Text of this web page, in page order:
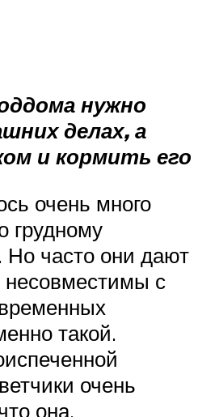
нужно
делах, а
и кормить его
очень много
грудному
часто они дают
несовместимы с
такой.
очень
она,